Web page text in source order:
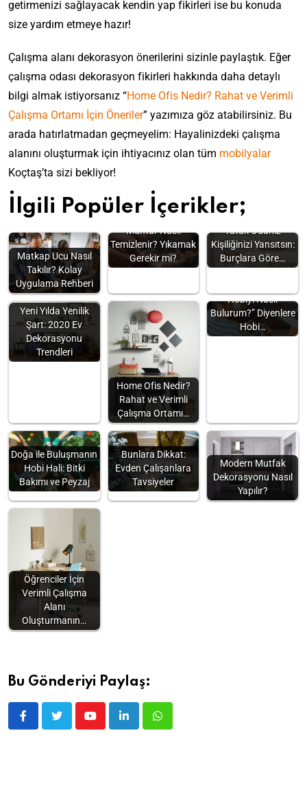
getirmenizi sağlayacak kendin yap fikirleri ise bu konuda
size yardım etmeye hazır!
Çalışma alanı dekorasyon önerilerini sizinle paylaştık. Eğer
çalışma odası dekorasyon fikirleri hakkında daha detaylı
bilgi almak istiyorsanız “Home Ofis Nedir? Rahat ve Verimli
Çalışma Ortamı İçin Öneriler” yazımıza göz atabilirsiniz. Bu
arada hatırlatmadan geçmeyelim: Hayalinizdeki çalışma
alanını oluşturmak için ihtiyacınız olan tüm mobilyalar
Koçtaş’ta sizi bekliyor!
İlgili Popüler İçerikler;
Matkap Ucu Nasıl
Takılır? Kolay
Uygulama Rehberi
Mantar Nasıl
Temizlenir? Yıkamak
Gerekir mi?
Yatak Odanız
Kişiliğinizi Yansıtsın:
Burçlara Göre…
Yeni Yılda Yenilik
Şart: 2020 Ev
Dekorasyonu
Trendleri
Home Ofis Nedir?
Rahat ve Verimli
Çalışma Ortamı…
Hobiyi Nasıl
Bulurum?” Diyenlere
Hobi…
Doğa ile Buluşmanın
Hobi Hali: Bitki
Bakımı ve Peyzaj
Bunlara Dikkat:
Evden Çalışanlara
Tavsiyeler
Modern Mutfak
Dekorasyonu Nasıl
Yapılır?
Öğrenciler İçin
Verimli Çalışma
Alanı
Oluşturmanın…
Bu Gönderiyi Paylaş: